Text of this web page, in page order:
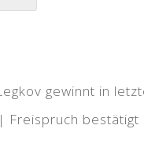
gewinnt in
Freispruch bestätigt